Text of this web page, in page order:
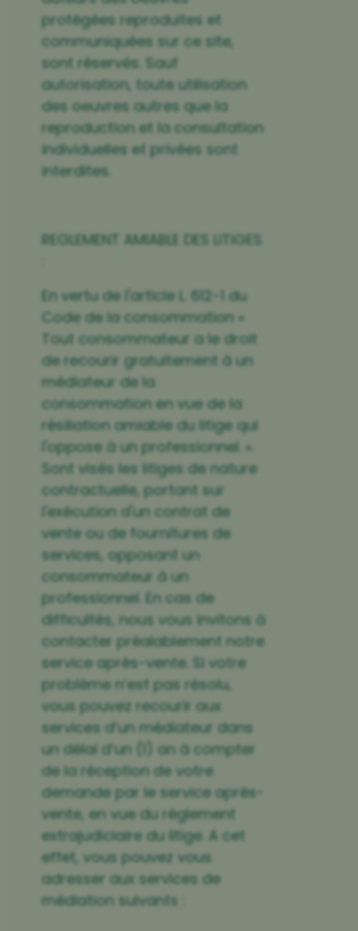
protégées reproduites et
communiquées sur ce site,
sont réservés. Sauf
autorisation, toute utilisation
des oeuvres autres que la
reproduction et la consultation
individuelles et privées sont
interdites.
REGLEMENT AMIABLE DES LITIGES
En vertu de l'article L. 612-1 du
Code de la consommation «
Tout consommateur a le droit
de recourir gratuitement à un
médiateur de la
consommation en vue de la
résiliation amiable du litige qui
l'oppose à un professionnel. ».
Sont visés les litiges de nature
contractuelle, portant sur
l'exécution d'un contrat de
vente ou de fournitures de
services, opposant un
consommateur à un
professionnel. En cas de
difficultés, nous vous invitons à
contacter préalablement notre
service après-vente. Si votre
problème n’est pas résolu,
vous pouvez recourir aux
services d’un médiateur dans
un délai d’un (1) an à compter
de la réception de votre
demande par le service après-
vente, en vue du règlement
extrajudiciaire du litige. A cet
effet, vous pouvez vous
adresser aux services de
médiation suivants :